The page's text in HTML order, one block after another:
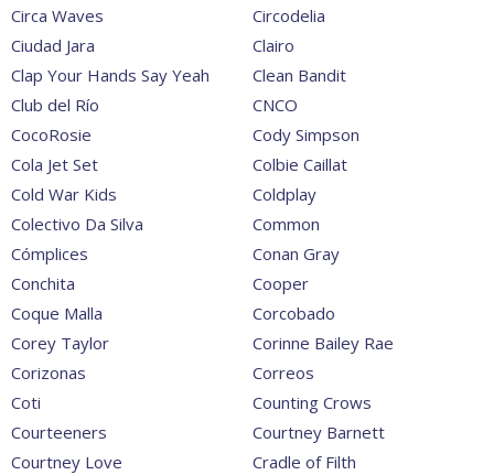
Circa Waves
Circodelia
Ciudad Jara
Clairo
Clap Your Hands Say Yeah
Clean Bandit
Club del Río
CNCO
CocoRosie
Cody Simpson
Cola Jet Set
Colbie Caillat
Cold War Kids
Coldplay
Colectivo Da Silva
Common
Cómplices
Conan Gray
Conchita
Cooper
Coque Malla
Corcobado
Corey Taylor
Corinne Bailey Rae
Corizonas
Correos
Coti
Counting Crows
Courteeners
Courtney Barnett
Courtney Love
Cradle of Filth